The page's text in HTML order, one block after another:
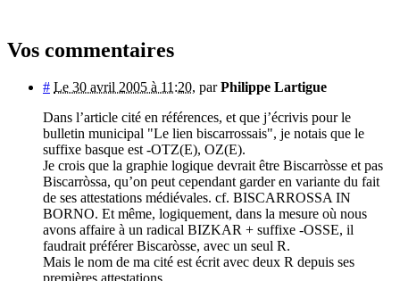
Vos commentaires
# Le 30 avril 2005 à 11:20, parPhilippe Lartigue
Dans l’article cité en références, et que j’écrivis pour le
bulletin municipal "Le lien biscarrossais", je notais que le
suffixe basque est -OTZ(E), OZ(E).
Je crois que la graphie logique devrait être Biscarròsse et pas
Biscarròssa, qu’on peut cependant garder en variante du fait
de ses attestations médiévales. cf. BISCARROSSA IN
BORNO. Et même, logiquement, dans la mesure où nous
avons affaire à un radical BIZKAR + suffixe -OSSE, il
faudrait préférer Biscaròsse, avec un seul R.
Mais le nom de ma cité est écrit avec deux R depuis ses